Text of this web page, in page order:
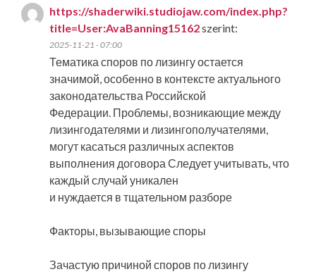
https://shaderwiki.studiojaw.com/index.php?
title=User:AvaBanning15162szerint:
2025-11-21 - 07:00
Тематика споров по лизингу остается
значимой, особенно в контексте актуального
законодательства Российской
Федерации. Проблемы, возникающие между
лизингодателями и лизингополучателями,
могут касаться различных аспектов
выполнения договора Следует учитывать, что
каждый случай уникален
и нуждается в тщательном разборе
Факторы, вызывающие споры
Зачастую причиной споров по лизингу